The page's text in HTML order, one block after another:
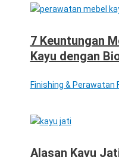
7 Keuntungan
Kayu dengan
Finishing & Perawatan
Alasan Kayu